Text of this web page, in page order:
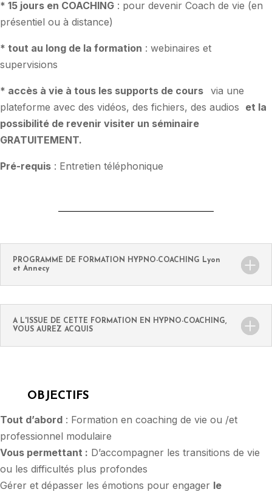
* 15 jours en COACHING : pour devenir Coach de vie (en
présentiel ou à distance)
* tout au long de la formation : webinaires et
supervisions
* accès à vie à tous les supports de cours via une
plateforme avec des vidéos, des fichiers, des audios et la
possibilité de revenir visiter un séminaire
GRATUITEMENT.
Pré-requis : Entretien téléphonique
PROGRAMME DE FORMATION HYPNO-COACHING Lyon
et Annecy
A L'ISSUE DE CETTE FORMATION EN HYPNO-COACHING,
VOUS AUREZ ACQUIS
OBJECTIFS
Tout d’abord : Formation en coaching de vie ou /et
professionnel modulaire
Vous permettant : D’accompagner les transitions de vie
ou les difficultés plus profondes
Gérer et dépasser les émotions pour engager le